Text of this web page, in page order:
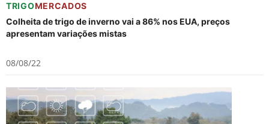
TRIGOMERCADOS
Colheita de trigo de inverno vai a 86% nos EUA, preços
apresentam variações mistas
08/08/22